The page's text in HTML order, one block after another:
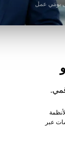
يومَي عمل
عبر